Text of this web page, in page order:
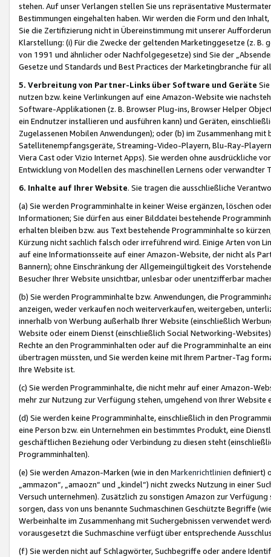
stehen. Auf unser Verlangen stellen Sie uns repräsentative
Bestimmungen eingehalten haben. Wir werden die Form und den
Sie die Zertifizierung nicht in Übereinstimmung mit unserer
Klarstellung: (i) Für die Zwecke der geltenden Marketinggesetze (z. B.
von 1991 und ähnlicher oder Nachfolgegesetze) sind Sie der
Gesetze und Standards und Best Practices der Marketingbranche für
5. Verbreitung von Partner-Links über Software und Geräte
nutzen bzw. keine Verlinkungen auf eine Amazon-Website wie
Software-Applikationen (z. B. Browser Plug-ins, Browser Helper
ein Endnutzer installieren und ausführen kann) und Geräten,
Zugelassenen Mobilen Anwendungen); oder (b) im Zusammenhang
Satellitenempfangsgeräte, Streaming-Video-Playern, Blu-Ray-
Viera Cast oder Vizio Internet Apps). Sie werden ohne ausdrückliche
Entwicklung von Modellen des maschinellen Lernens oder
6. Inhalte auf Ihrer Website. Sie tragen die ausschließliche
(a) Sie werden Programminhalte in keiner Weise ergänzen, löschen
Informationen; Sie dürfen aus einer Bilddatei bestehende
erhalten bleiben bzw. aus Text bestehende Programminhalte so
Kürzung nicht sachlich falsch oder irreführend wird. Einige Arten von
auf eine Informationsseite auf einer Amazon-Website, der nicht als
Bannern); ohne Einschränkung der Allgemeingültigkeit des
Besucher Ihrer Website unsichtbar, unlesbar oder unentzifferbar
(b) Sie werden Programminhalte bzw. Anwendungen, die
anzeigen, weder verkaufen noch weiterverkaufen, weitergeben,
innerhalb von Werbung außerhalb Ihrer Website (einschließlich
Website oder einem Dienst (einschließlich Social Networking-
Rechte an den Programminhalten oder auf die Programminhalte an
übertragen müssten, und Sie werden keine mit Ihrem Partner-Tag
Ihre Website ist.
(c) Sie werden Programminhalte, die nicht mehr auf einer Amazon-
mehr zur Nutzung zur Verfügung stehen, umgehend von Ihrer
(d) Sie werden keine Programminhalte, einschließlich in den
eine Person bzw. ein Unternehmen ein bestimmtes Produkt, eine
geschäftlichen Beziehung oder Verbindung zu diesen steht
Programminhalten).
(e) Sie werden Amazon-Marken (wie in den Markenrichtlinien definiert)
„ammazon“, „amaozn“ und „kindel“) nicht zwecks Nutzung in einer
Versuch unternehmen). Zusätzlich zu sonstigen Amazon zur
sorgen, dass von uns benannte Suchmaschinen Geschützte Begriffe
Werbeinhalte im Zusammenhang mit Suchergebnissen verwendet
vorausgesetzt die Suchmaschine verfügt über entsprechende
(f) Sie werden nicht auf Schlagwörter, Suchbegriffe oder andere